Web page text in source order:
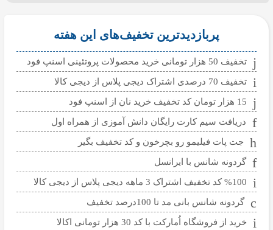
پربازدیدترین تخفیف‌های این هفته
تخفیف 50 هزار تومانی خرید محصولات پروتئینی اسنپ فود
تخفیف 70 درصدی اشتراک دیجی پلاس از دیجی کالا
15 هزار تومان کد تخفیف خرید نان از اسنپ فود
دریافت سیم کارت رایگان دانش آموزی از همراه اول
جت پات فیلیمو رو بچرخون و کد تخفیف بگیر
گردونه شانس با ایرانسل
%100 کد تخفیف اشتراک 3 ماهه دیجی پلاس از دیجی کالا
گردونه شانس بانی مد تا 100درصد تخفیف
خرید از فروشگاه اُمارکت با کد 30 هزار تومانی اکالا